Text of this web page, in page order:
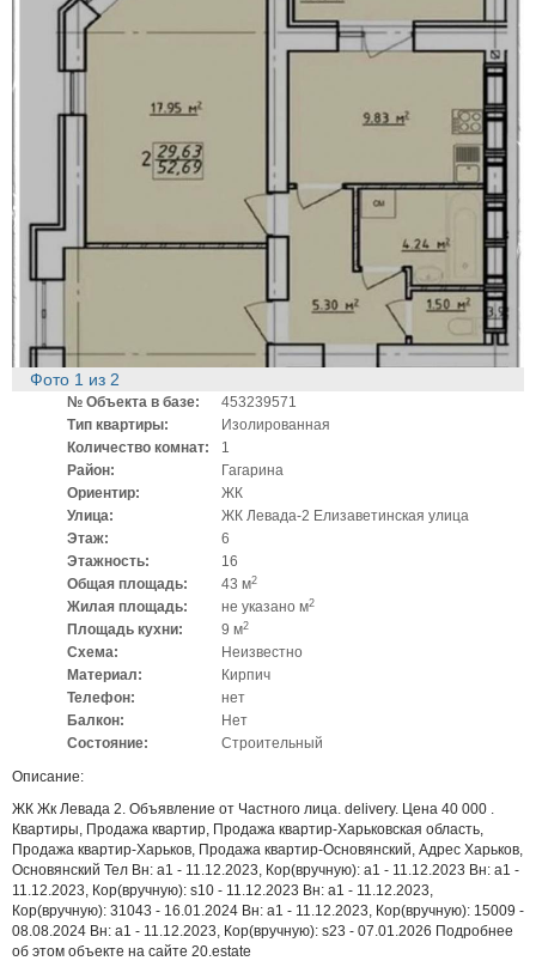
Фото 1 из 2
№ Объекта в базе:
453239571
Тип квартиры:
Изолированная
Количество комнат:
1
Район:
Гагарина
Ориентир:
ЖК
Улица:
ЖК Левада-2 Елизаветинская улица
Этаж:
6
Этажность:
16
Общая площадь:
43 м2
Жилая площадь: не указано м2
Площадь кухни: 9 м2
Схема:
Неизвестно
Материал:
Кирпич
Телефон:
нет
Балкон:
Нет
Состояние:
Строительный
Описание:
ЖК Жк Левада 2. Объявление от Частного лица. delivery. Цена 40 000 .
Квартиры, Продажа квартир, Продажа квартир-Харьковская область,
Продажа квартир-Харьков, Продажа квартир-Основянский, Адрес Харьков,
Основянский Тел Вн: a1 - 11.12.2023, Кор(вручную): a1 - 11.12.2023 Вн: a1 -
11.12.2023, Кор(вручную): s10 - 11.12.2023 Вн: a1 - 11.12.2023,
Кор(вручную): 31043 - 16.01.2024 Вн: a1 - 11.12.2023, Кор(вручную): 15009 -
08.08.2024 Вн: a1 - 11.12.2023, Кор(вручную): s23 - 07.01.2026 Подробнее
об этом объекте на сайте 20.estate